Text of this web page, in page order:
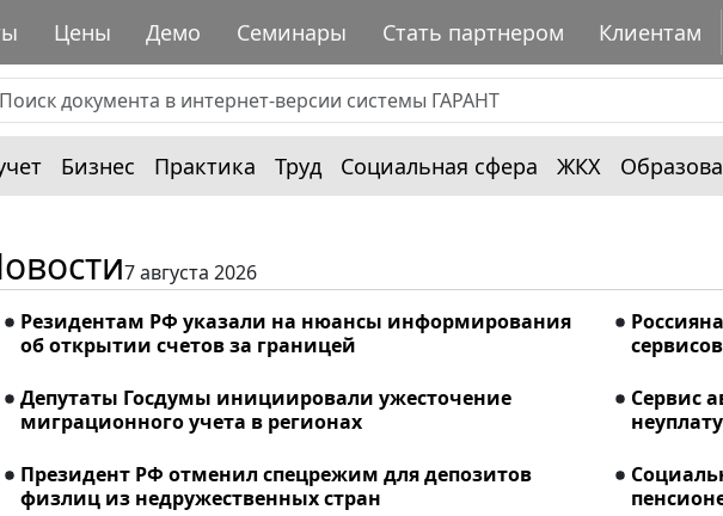
Цены Демо Семинары Стать партнером Клиентам
Бизнес Практика Труд Социальная сфера ЖКХ
7 августа 2026
Резидентам РФ указали на нюансы информирования
об открытии счетов за границей
Депутаты Госдумы инициировали ужесточение
миграционного учета в регионах
Сервис
Президент РФ отменил спецрежим для депозитов
физлиц из недружественных стран